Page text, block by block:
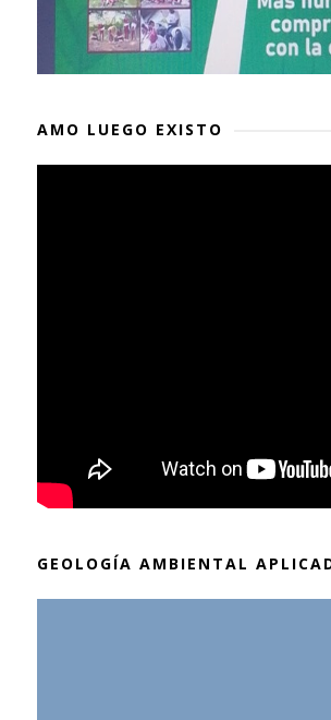
AMO LUEGO EXISTO
GEOLOGÍA AMBIENTAL